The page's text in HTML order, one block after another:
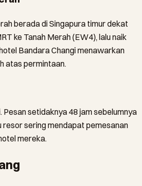
berada di Singapura timur dekat
ke Tanah Merah (EW4), lalu naik
Bandara Changi menawarkan
atas permintaan.
Pesan setidaknya 48 jam sebelumnya
resor sering mendapat pemesanan
mereka.